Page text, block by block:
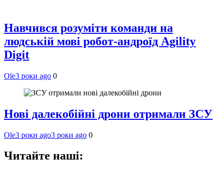
Навчився розуміти команди на
людській мові робот-андроїд Agility
Digit
Ole3 роки ago 0
Нові далекобійні дрони отримали ЗСУ
Ole3 роки ago3 роки ago 0
Читайте наші: